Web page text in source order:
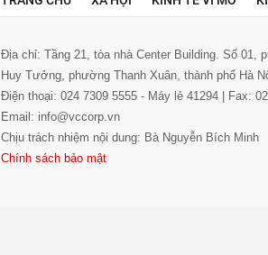
Địa chỉ: Tầng 21, tòa nhà Center Building. Số 01,
Huy Tưởng, phường Thanh Xuân, thành phố Hà
Điện thoại: 024 7309 5555 - Máy lẻ 41294 | Fax:
Email: info@vccorp.vn
Chịu trách nhiệm nội dung: Bà Nguyễn Bích Minh
Chính sách bảo mật